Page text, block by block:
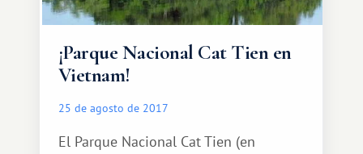
¡Parque Nacional Cat Tien en
Vietnam!
25 de agosto de 2017
El Parque Nacional Cat Tien (en